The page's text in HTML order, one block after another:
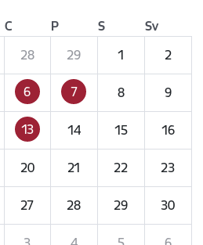
C P S
Sv
28 29 1 2
6 7 8 9
13 14 15 16
20 21 22 23
27 28 29 30